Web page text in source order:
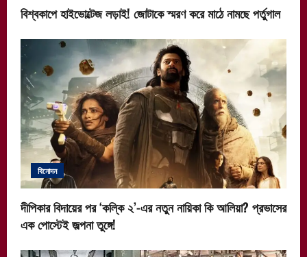
বিশ্বকাপে হাইভোল্টেজ লড়াই! জোটাকে স্মরণ করে মাঠে নামছে পর্তুগাল
বিনোদন
দীপিকার বিদায়ের পর ‘কল্কি ২’-এর নতুন নায়িকা কি আলিয়া? প্রভাসের
এক পোস্টেই জল্পনা তুঙ্গে!